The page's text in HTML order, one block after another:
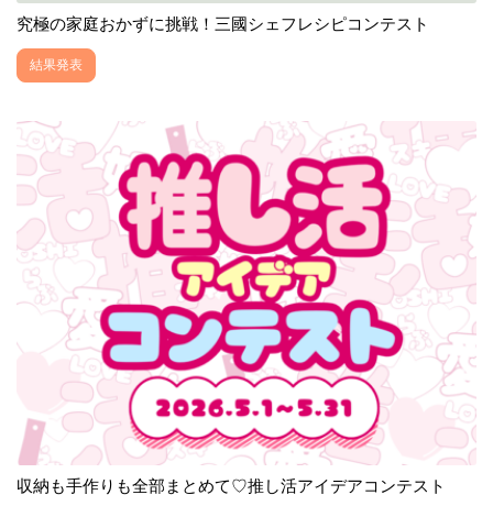
究極の家庭おかずに挑戦！三國シェフレシピコンテスト
結果発表
収納も手作りも全部まとめて♡推し活アイデアコンテスト